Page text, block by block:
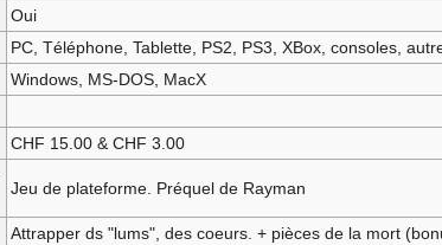
Oui
PC, Téléphone, Tablette, PS2, PS3, XBox, consoles,
Windows, MS-DOS, MacX
CHF 15.00 & CHF 3.00
Jeu de plateforme. Préquel de Rayman
Attrapper ds "lums", des coeurs. + pièces de la mort